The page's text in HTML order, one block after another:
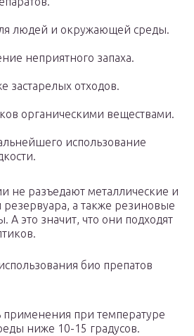
людей и окружающей среды.
неприятного запаха.
застарелых отходов.
органическими веществами.
использование
не разъедают металлические и
резервуара, а также резиновые
А это значит, что они подходят
био препатов
применения при температуре
ниже 10-15 градусов.